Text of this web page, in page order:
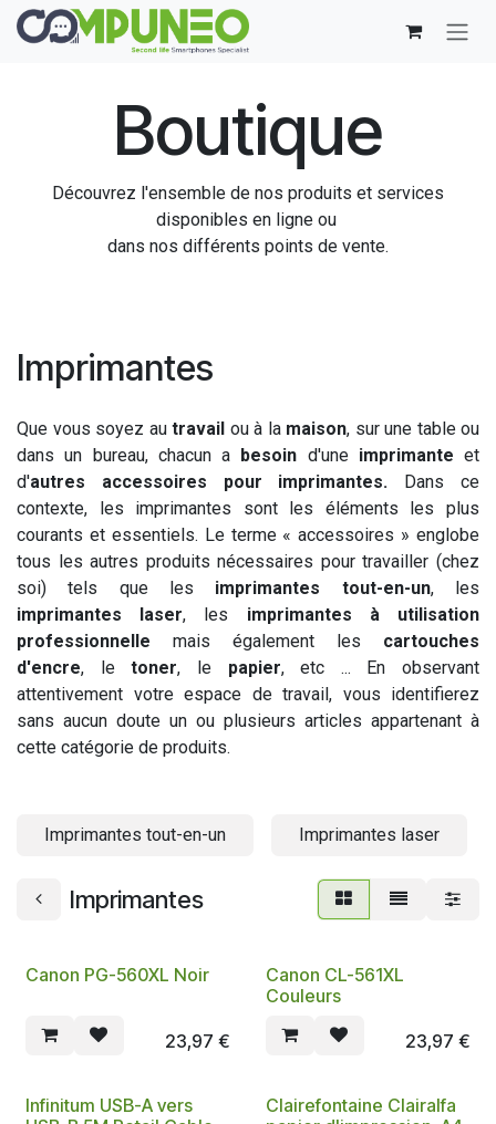
Se rendre au contenu
Boutique
Découvrez l'ensemble de nos produits et services
disponibles en ligne ou
dans nos différents points de vente.
Imprimantes
Que vous soyez au travail ou à la maison, sur une table ou
dans un bureau, chacun a besoin d'une imprimante et
d'autres accessoires pour imprimantes. Dans ce
contexte, les imprimantes sont les éléments les plus
courants et essentiels. Le terme « accessoires » englobe
tous les autres produits nécessaires pour travailler (chez
soi) tels que les imprimantes tout-en-un, les
imprimantes laser, les imprimantes à utilisation
professionnelle mais également les cartouches
d'encre, letoner, le papier, etc ... En observant
attentivement votre espace de travail, vous identifierez
sans aucun doute un ou plusieurs articles appartenant à
cette catégorie de produits.
Imprimantes tout-en-un Imprimantes laser
Imprimantes
Canon PG-560XL Noir
23,97 €
Canon CL-561XL
Couleurs
23,97 €
Infinitum USB-A vers
Clairefontaine Clairalfa